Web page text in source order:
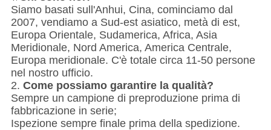
Siamo basati sull'Anhui, Cina, cominciamo dal
2007, vendiamo a Sud-est asiatico, metà di est,
Europa Orientale, Sudamerica, Africa, Asia
Meridionale, Nord America, America Centrale,
Europa meridionale. C'è totale circa 11-50 persone
nel nostro ufficio.
2. Come possiamo garantire la qualità?
Sempre un campione di preproduzione prima di
fabbricazione in serie;
Ispezione sempre finale prima della spedizione.